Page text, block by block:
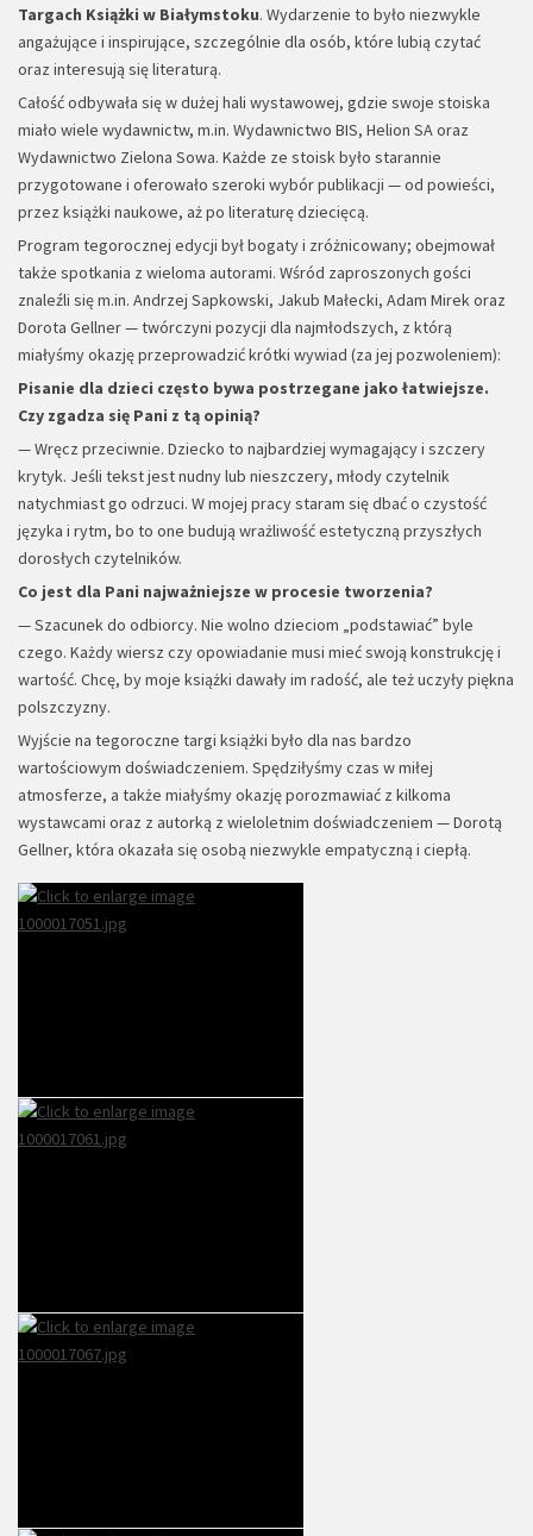
Targach Książki w Białymstoku. Wydarzenie to było niezwykle
angażujące i inspirujące, szczególnie dla osób, które lubią czytać
oraz interesują się literaturą.
Całość odbywała się w dużej hali wystawowej, gdzie swoje stoiska
miało wiele wydawnictw, m.in. Wydawnictwo BIS, Helion SA oraz
Wydawnictwo Zielona Sowa. Każde ze stoisk było starannie
przygotowane i oferowało szeroki wybór publikacji — od powieści,
przez książki naukowe, aż po literaturę dziecięcą.
Program tegorocznej edycji był bogaty i zróżnicowany; obejmował
także spotkania z wieloma autorami. Wśród zaproszonych gości
znaleźli się m.in. Andrzej Sapkowski, Jakub Małecki, Adam Mirek oraz
Dorota Gellner — twórczyni pozycji dla najmłodszych, z którą
miałyśmy okazję przeprowadzić krótki wywiad (za jej pozwoleniem):
Pisanie dla dzieci często bywa postrzegane jako łatwiejsze.
Czy zgadza się Pani z tą opinią?
— Wręcz przeciwnie. Dziecko to najbardziej wymagający i szczery
krytyk. Jeśli tekst jest nudny lub nieszczery, młody czytelnik
natychmiast go odrzuci. W mojej pracy staram się dbać o czystość
języka i rytm, bo to one budują wrażliwość estetyczną przyszłych
dorosłych czytelników.
Co jest dla Pani najważniejsze w procesie tworzenia?
— Szacunek do odbiorcy. Nie wolno dzieciom „podstawiać” byle
czego. Każdy wiersz czy opowiadanie musi mieć swoją konstrukcję i
wartość. Chcę, by moje książki dawały im radość, ale też uczyły piękna
polszczyzny.
Wyjście na tegoroczne targi książki było dla nas bardzo
wartościowym doświadczeniem. Spędziłyśmy czas w miłej
atmosferze, a także miałyśmy okazję porozmawiać z kilkoma
wystawcami oraz z autorką z wieloletnim doświadczeniem — Dorotą
Gellner, która okazała się osobą niezwykle empatyczną i ciepłą.